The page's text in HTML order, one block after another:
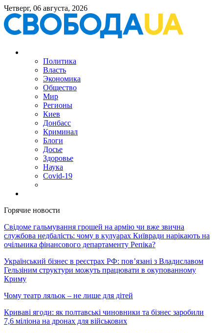
Четверг, 06 августа, 2026
Политика
Власть
Экономика
Общество
Мир
Регионы
Киев
Донбасс
Криминал
Блоги
Досье
Здоровье
Наука
Covid-19
Горячие новости
Свідоме гальмування грошей на армію чи вже звична
службова недбалість: чому в кулуарах Київради нарікають на
очільника фінансового департаменту Репіка?
Український бізнес в реєстрах РФ: пов’язані з Владиславом
Гельзіним структури можуть працювати в окупованному
Криму
Чому театр ляльок – не лише для дітей
Криваві ягоди: як полтавські чиновники та бізнес заробили
7,6 міліона на дронах для військових